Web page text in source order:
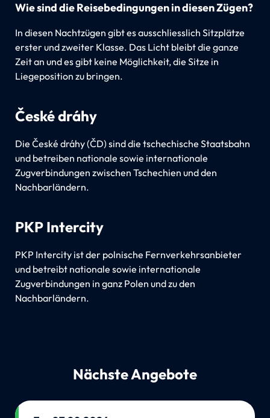
Wie sind die Reisebedingungen in diesen Zügen?
In diesen Nachtzügen gibt es ausschliesslich Sitzplätze
erster und zweiter Klasse. Das Licht bleibt die ganze
Zeit an und es gibt keine Möglichkeit, die Sitze in
Liegeposition zu bringen.
České dráhy
Die České dráhy (ČD) sind die tschechische Staatsbahn
und betreiben nationale sowie internationale
Zugverbindungen zwischen Tschechien und den
Nachbarländern.
PKP Intercity
PKP Intercity ist der polnische Fernverkehrsanbieter
und betreibt nationale sowie internationale
Zugverbindungen in ganz Polen und zu den
Nachbarländern.
Nächste Angebote